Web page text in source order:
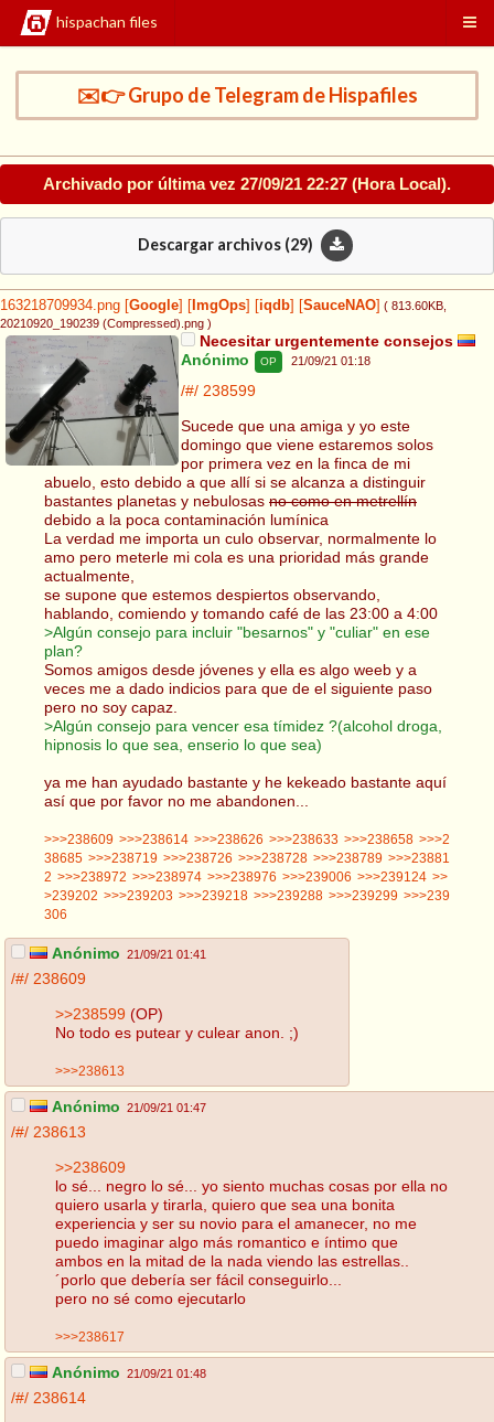
hispachan files
✉️👉 Grupo de Telegram de Hispafiles
Archivado por última vez 27/09/21 22:27 (Hora Local).
Descargar archivos (29)
163218709934.png Google ImgOps iqdb SauceNAO ( 813.60KB
20210920_190239 (Compressed).png )
Necesitar urgentemente consejos
Anónimo
OP 21/09/21 01:18
/#/ 238599
Sucede que una amiga y yo este
domingo que viene estaremos solos
por primera vez en la finca de mi
abuelo, esto debido a que allí si se alcanza a distinguir
bastantes planetas y nebulosas no como en metrellín
debido a la poca contaminación lumínica
La verdad me importa un culo observar, normalmente lo
amo pero meterle mi cola es una prioridad más grande
actualmente,
se supone que estemos despiertos observando,
hablando, comiendo y tomando café de las 23:00 a 4:00
>Algún consejo para incluir "besarnos" y "culiar" en ese
plan?
Somos amigos desde jóvenes y ella es algo weeb y a
veces me a dado indicios para que de el siguiente paso
pero no soy capaz.
>Algún consejo para vencer esa tímidez ?(alcohol droga,
hipnosis lo que sea, enserio lo que sea)
ya me han ayudado bastante y he kekeado bastante aquí
así que por favor no me abandonen...
>>>238609 >>>238614 >>>238626 >>>238633 >>>238658 >>>2
38685 >>>238719 >>>238726 >>>238728 >>>238789 >>>23881
2 >>>238972 >>>238974 >>>238976 >>>239006 >>>239124 >>
>239202 >>>239203 >>>239218 >>>239288 >>>239299 >>>239
306
Anónimo 21/09/21 01:41
/#/ 238609
>>238599 (OP)
No todo es putear y culear anon. ;)
>>>238613
Anónimo 21/09/21 01:47
/#/ 238613
>>238609
lo sé... negro lo sé... yo siento muchas cosas por ella no
quiero usarla y tirarla, quiero que sea una bonita
experiencia y ser su novio para el amanecer, no me
puedo imaginar algo más romantico e íntimo que
ambos en la mitad de la nada viendo las estrellas..
´porlo que debería ser fácil conseguirlo...
pero no sé como ejecutarlo
>>>238617
Anónimo 21/09/21 01:48
/#/ 238614